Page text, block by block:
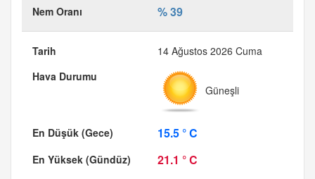
% 39
14 Ağustos 2026 Cuma
Güneşli
15.5 ° C
21.1 ° C